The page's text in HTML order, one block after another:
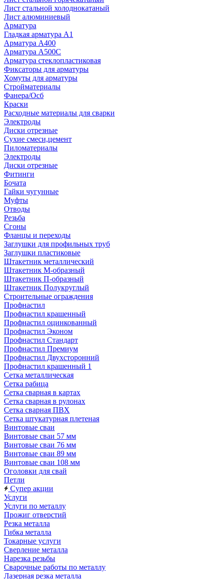
Лист стальной холоднокатаный
Лист алюминиевый
Арматура
Гладкая арматура А1
Арматура А400
Арматура A500C
Арматура стеклопластиковая
Фиксаторы для арматуры
Хомуты для арматуры
Стройматериалы
Фанера/Осб
Краски
Расходные материалы для сварки
Электроды
Диски отрезные
Сухие смеси,цемент
Пиломатериалы
Электроды
Диски отрезные
Фитинги
Бочата
Гайки чугунные
Муфты
Отводы
Резьба
Сгоны
Фланцы и переходы
Заглушки для профильных труб
Заглушки пластиковые
Штакетник металлический
Штакетник М-образный
Штакетник П-образный
Штакетник Полукруглый
Строительные ограждения
Профнастил
Профнастил крашенный
Профнастил оцинкованный
Профнастил Эконом
Профнастил Стандарт
Профнастил Премиум
Профнастил Двухсторонний
Профнастил крашенный 1
Сетка металлическая
Сетка рабица
Сетка сварная в картах
Сетка сварная в рулонах
Сетка сварная ПВХ
Сетка штукатурная плетеная
Винтовые сваи
Винтовые сваи 57 мм
Винтовые сваи 76 мм
Винтовые сваи 89 мм
Винтовые сваи 108 мм
Оголовки для свай
Петли
Супер акции
Услуги
Услуги по металлу
Прожиг отверстий
Резка металла
Гибка металла
Токарные услуги
Сверление металла
Нарезка резьбы
Сварочные работы по металлу
Лазерная резка металла